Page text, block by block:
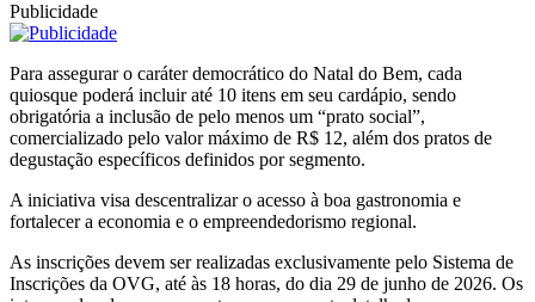
Publicidade
Para assegurar o caráter democrático do Natal do Bem, cada
quiosque poderá incluir até 10 itens em seu cardápio, sendo
obrigatória a inclusão de pelo menos um “prato social”,
comercializado pelo valor máximo de R$ 12, além dos pratos de
degustação específicos definidos por segmento.
A iniciativa visa descentralizar o acesso à boa gastronomia e
fortalecer a economia e o empreendedorismo regional.
As inscrições devem ser realizadas exclusivamente pelo Sistema de
Inscrições da OVG, até às 18 horas, do dia 29 de junho de 2026. Os